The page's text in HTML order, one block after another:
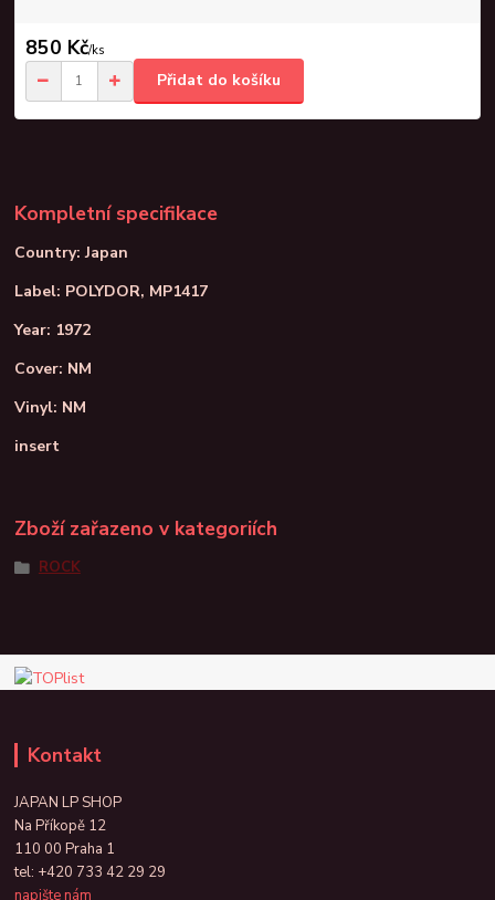
850 Kč/ks
Přidat do košíku
Kompletní specifikace
Country: Japan
Label: POLYDOR, MP1417
Year: 1972
Cover: NM
Vinyl: NM
insert
Zboží zařazeno v kategoriích
ROCK
Kontakt
JAPAN LP SHOP
Na Příkopě 12
110 00 Praha 1
tel: +420 733 42 29 29
napište nám